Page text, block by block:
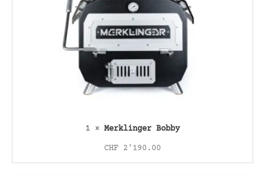
1 × Merklinger Bobby
CHF 2'190.00